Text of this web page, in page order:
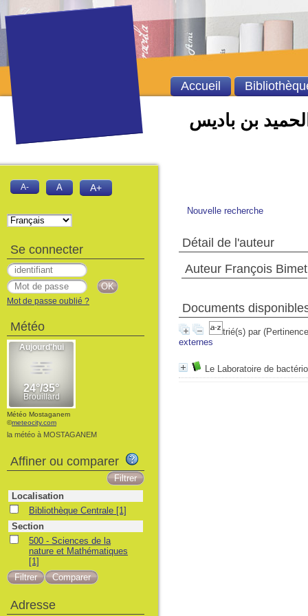
بن باديس
Nouvelle recherche
Détail de l'auteur
Auteur François Bimet
Documents
trié(s) par
externes
Le Laboratoire de
Accueil
A- A A+
Se connecter
Mot de passe oublié ?
Météo
Météo Mostaganem
©meteocity.com
la météo à MOSTAGANEM
Affiner ou comparer
Localisation
Bibliothèque Centrale [1]
Section
500 - Sciences de la
nature et Mathématiques
[1]
Adresse